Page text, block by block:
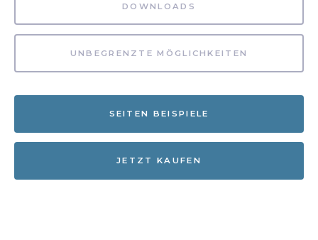
DOWNLOADS
UNBEGRENZTE MÖGLICHKEITEN
SEITEN BEISPIELE
JETZT KAUFEN